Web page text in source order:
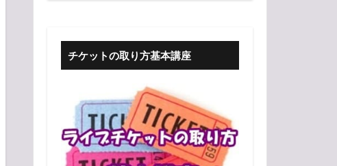
チケットの取り方基本講座